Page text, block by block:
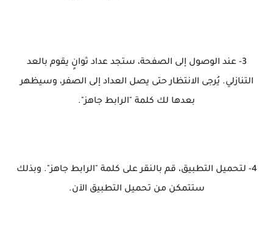
3- عند الوصول إلى الصفحة، ستجد عداد ثوانٍ يقوم بالعد
التنازلي. يُرجى الانتظار حتى يصل العداد إلى الصفر، وسيظهر
بعدها لك كلمة "الرابط جاهز".
4- لتحميل التطبيق، قم بالنقر على كلمة "الرابط جاهز". وبذلك
ستتمكن من تحميل التطبيق الآن.